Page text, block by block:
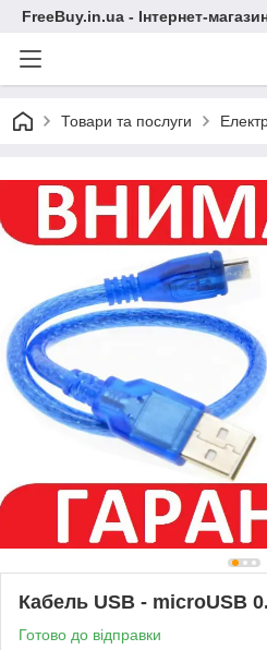
FreeBuy.in.ua - Інтернет-
Товари та послуги
Кабель USB - microUSB
Готово до відправки